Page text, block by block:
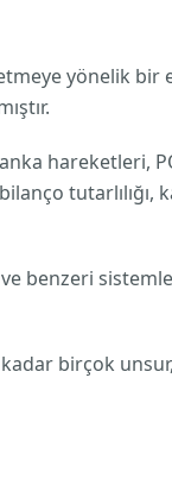
yönelik bir
hareketleri,
tutarlılığı,
benzeri
birçok